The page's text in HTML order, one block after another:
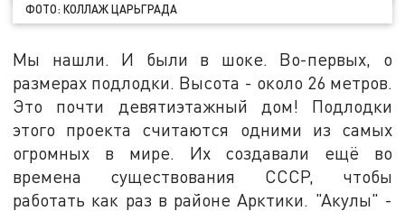
ФОТО: КОЛЛАЖ ЦАРЬГРАДА
Мы нашли. И были в шоке. Во-первых, о
размерах подлодки. Высота - около 26 метров.
Это почти девятиэтажный дом! Подлодки
этого проекта считаются одними из самых
огромных в мире. Их создавали ещё во
времена существования СССР, чтобы
работать как раз в районе Арктики. "Акулы" -